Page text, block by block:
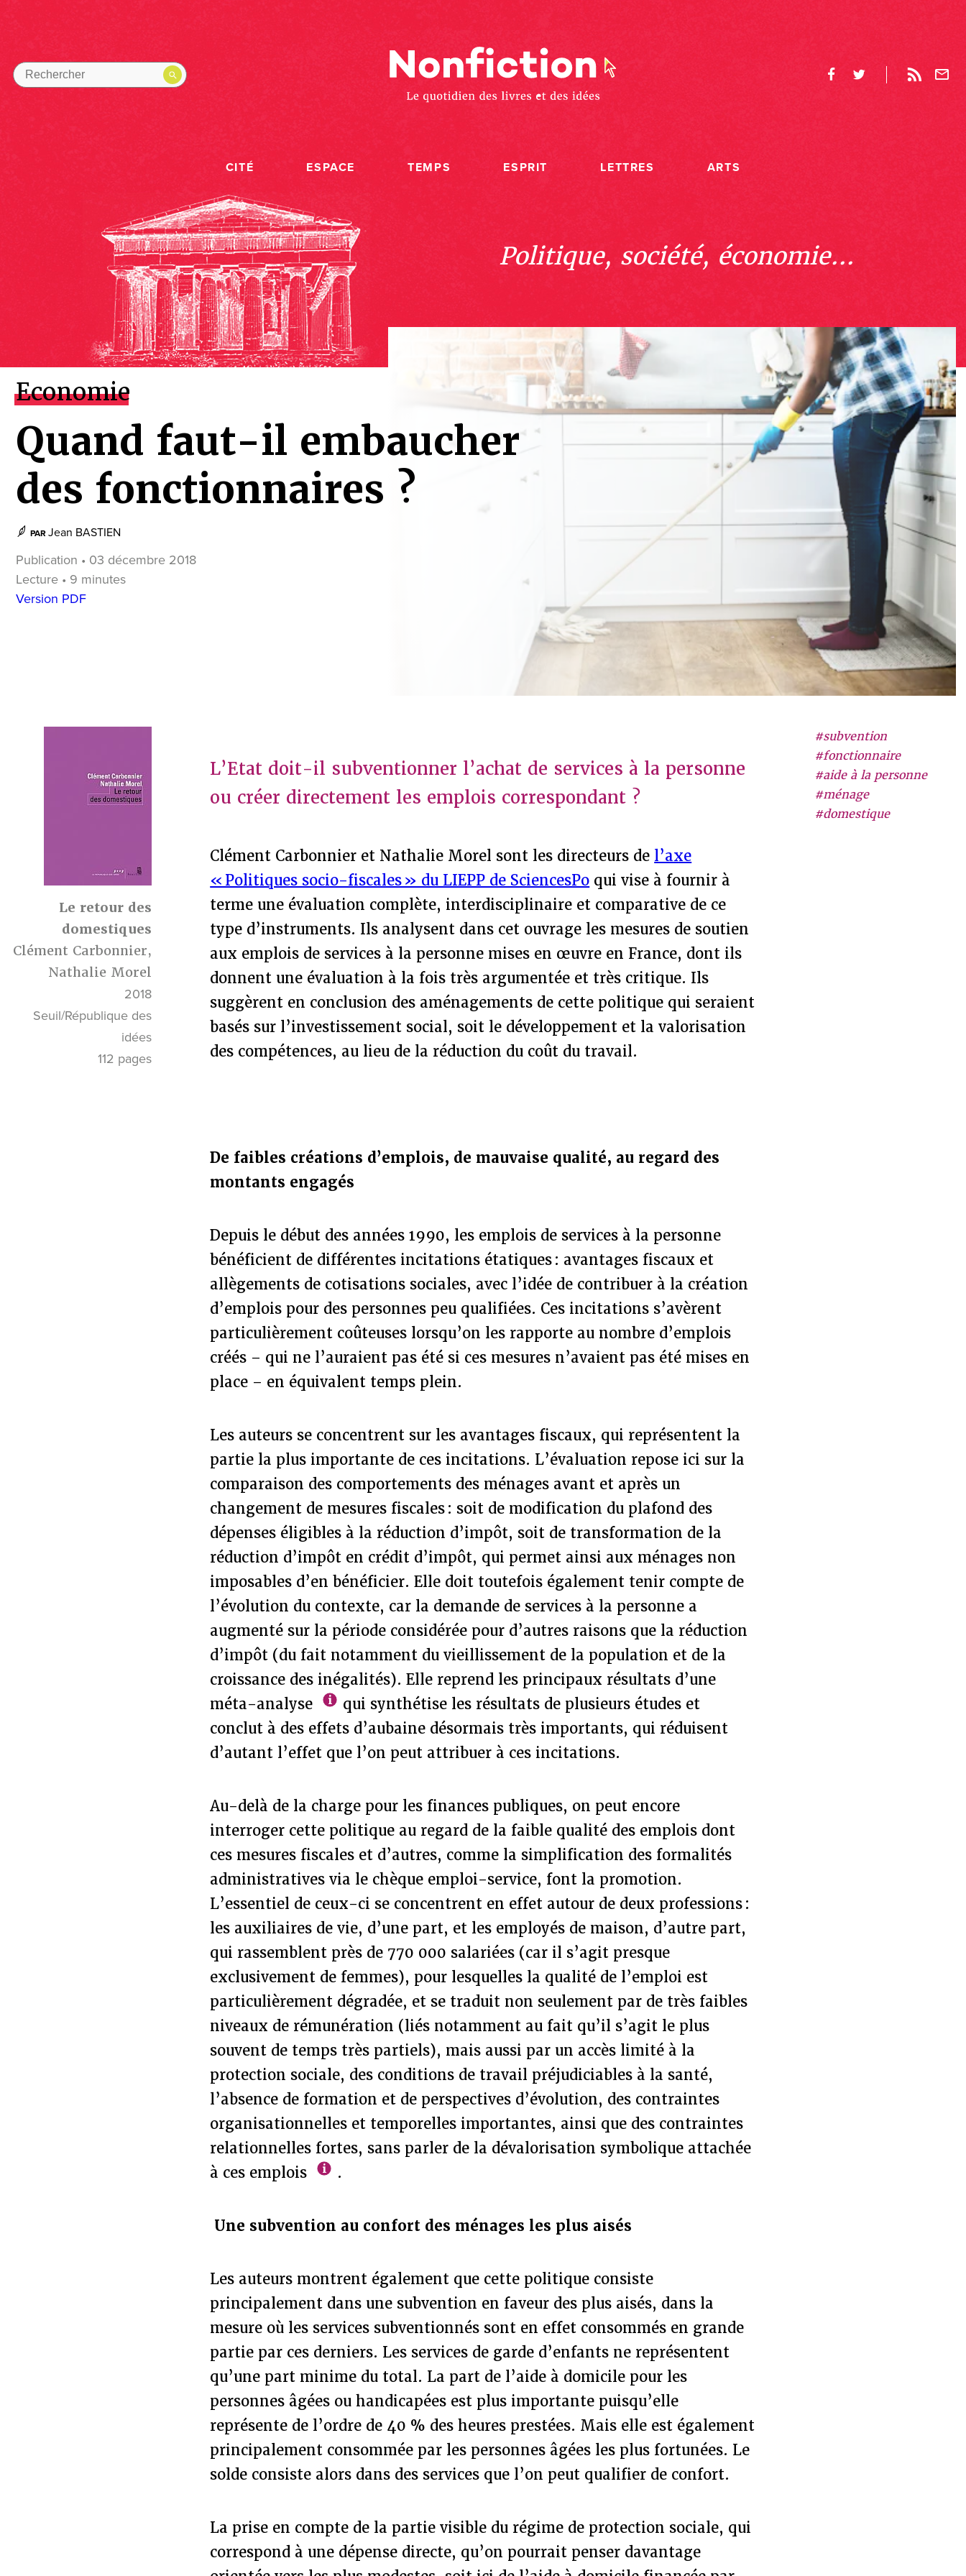
CITÉ ESPACE TEMPS ESPRIT LETTRES ARTS
Politique, société, économie...
Economie
Quand faut-il embaucher
des fonctionnaires ?
PAR Jean BASTIEN
Publication • 03 décembre 2018
Lecture • 9 minutes
Version PDF
Le retour des
domestiques
Clément Carbonnier,
Nathalie Morel
2018
Seuil/République des
idées
112 pages
#subvention
#fonctionnaire
#aide à la personne
#ménage
#domestique
L’Etat doit-il subventionner l’achat de services à la personne
ou créer directement les emplois correspondant ?
Clément Carbonnier et Nathalie Morel sont les directeurs de l’axe
« Politiques socio-fiscales » du LIEPP de SciencesPo qui vise à fournir à
terme une évaluation complète, interdisciplinaire et comparative de ce
type d’instruments. Ils analysent dans cet ouvrage les mesures de soutien
aux emplois de services à la personne mises en œuvre en France, dont ils
donnent une évaluation à la fois très argumentée et très critique. Ils
suggèrent en conclusion des aménagements de cette politique qui seraient
basés sur l’investissement social, soit le développement et la valorisation
des compétences, au lieu de la réduction du coût du travail.
De faibles créations d’emplois, de mauvaise qualité, au regard des
montants engagés
Depuis le début des années 1990, les emplois de services à la personne
bénéficient de différentes incitations étatiques : avantages fiscaux et
allègements de cotisations sociales, avec l’idée de contribuer à la création
d’emplois pour des personnes peu qualifiées. Ces incitations s’avèrent
particulièrement coûteuses lorsqu’on les rapporte au nombre d’emplois
créés – qui ne l’auraient pas été si ces mesures n’avaient pas été mises en
place – en équivalent temps plein.
Les auteurs se concentrent sur les avantages fiscaux, qui représentent la
partie la plus importante de ces incitations. L’évaluation repose ici sur la
comparaison des comportements des ménages avant et après un
changement de mesures fiscales : soit de modification du plafond des
dépenses éligibles à la réduction d’impôt, soit de transformation de la
réduction d’impôt en crédit d’impôt, qui permet ainsi aux ménages non
imposables d’en bénéficier. Elle doit toutefois également tenir compte de
l’évolution du contexte, car la demande de services à la personne a
augmenté sur la période considérée pour d’autres raisons que la réduction
d’impôt (du fait notamment du vieillissement de la population et de la
croissance des inégalités). Elle reprend les principaux résultats d’une
méta-analyse
qui synthétise les résultats de plusieurs études et
conclut à des effets d’aubaine désormais très importants, qui réduisent
d’autant l’effet que l’on peut attribuer à ces incitations.
Au-delà de la charge pour les finances publiques, on peut encore
interroger cette politique au regard de la faible qualité des emplois dont
ces mesures fiscales et d’autres, comme la simplification des formalités
administratives via le chèque emploi-service, font la promotion.
L’essentiel de ceux-ci se concentrent en effet autour de deux professions :
les auxiliaires de vie, d’une part, et les employés de maison, d’autre part,
qui rassemblent près de 770 000 salariées (car il s’agit presque
exclusivement de femmes), pour lesquelles la qualité de l’emploi est
particulièrement dégradée, et se traduit non seulement par de très faibles
niveaux de rémunération (liés notamment au fait qu’il s’agit le plus
souvent de temps très partiels), mais aussi par un accès limité à la
protection sociale, des conditions de travail préjudiciables à la santé,
l’absence de formation et de perspectives d’évolution, des contraintes
organisationnelles et temporelles importantes, ainsi que des contraintes
relationnelles fortes, sans parler de la dévalorisation symbolique attachée
à ces emplois
.
Une subvention au confort des ménages les plus aisés
Les auteurs montrent également que cette politique consiste
principalement dans une subvention en faveur des plus aisés, dans la
mesure où les services subventionnés sont en effet consommés en grande
partie par ces derniers. Les services de garde d’enfants ne représentent
qu’une part minime du total. La part de l’aide à domicile pour les
personnes âgées ou handicapées est plus importante puisqu’elle
représente de l’ordre de 40 % des heures prestées. Mais elle est également
principalement consommée par les personnes âgées les plus fortunées. Le
solde consiste alors dans des services que l’on peut qualifier de confort.
La prise en compte de la partie visible du régime de protection sociale, qui
correspond à une dépense directe, qu’on pourrait penser davantage